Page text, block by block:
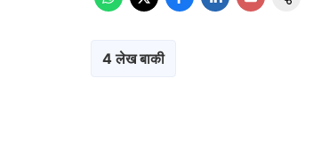
4 लेख बाकी